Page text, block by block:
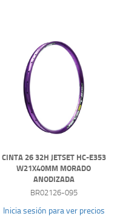
CINTA 26 32H JETSET HC-E353
W21X40MM MORADO
ANODIZADA
BR02126-095
Inicia sesión para ver precios